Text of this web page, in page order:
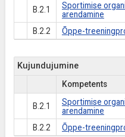
B.2.1
Sportimise
arendamine
B.2.2 Õppe-
Kujundujumine
Kompetents
B.2.1
Sportimise
arendamine
B.2.2 Õppe-